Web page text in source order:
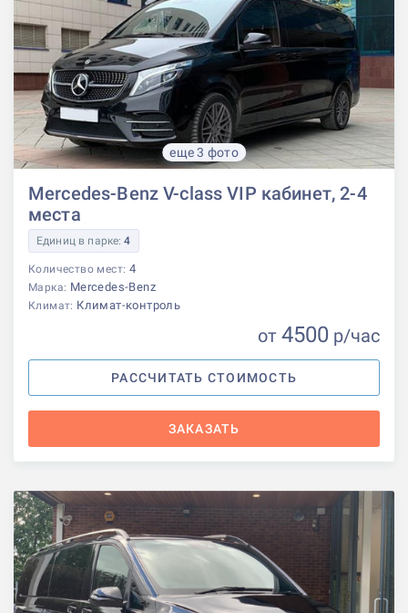
еще 3 фото
Mercedes-Benz V-class VIP кабинет, 2-4
места
Единиц в парке:4
Количество мест: 4
Марка: Mercedes-Benz
Климат: Климат-контроль
от 4500 р/час
РАССЧИТАТЬ СТОИМОСТЬ
ЗАКАЗАТЬ